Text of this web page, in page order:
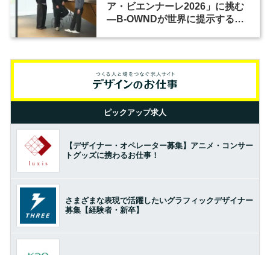
ア・ビエンナーレ2026」に挑む
―B-OWNDが世界に提示する美
ピックアップ求人
【デザイナー・オペレーター募集】アニメ・コンサー
トグッズに携わるお仕事！
さまざまな表現で活躍したいグラフィックデザイナー
募集【経験者・新卒】